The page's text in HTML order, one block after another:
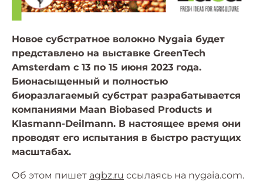
Новое субстратное волокно Nygaia будет
представлено на выставке GreenTech
Amsterdam с 13 по 15 июня 2023 года.
Бионасыщенный и полностью
биоразлагаемый субстрат разрабатывается
компаниями Maan Biobased Products и
Klasmann-Deilmann. В настоящее время они
проводят его испытания в быстро растущих
масштабах.
Об этом пишет agbz.ru ссылаясь на nygaia.com.